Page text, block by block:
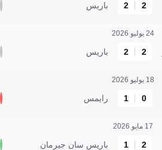
2
2 باريس
24 يوليو 2026
2
2 باريس
18 يوليو 2026
0
1 رايمس
17 مايو 2026
2
1 باريس سان جيرمان